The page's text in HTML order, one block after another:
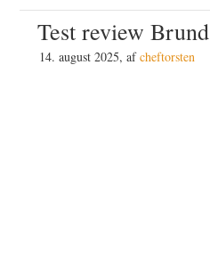
Test review
14. august 2025, afcheftorsten